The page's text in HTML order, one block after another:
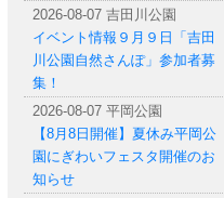
2026-08-07 吉田川公園
イベント情報９月９日「吉田
川公園自然さんぽ」参加者募
集！
2026-08-07 平岡公園
【8月8日開催】夏休み平岡公
園にぎわいフェスタ開催のお
知らせ